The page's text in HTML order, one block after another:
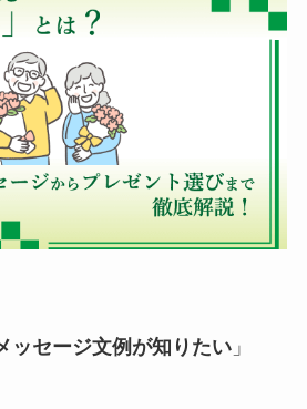
・合格祝い・卒業
ッセージ文例が知りたい」